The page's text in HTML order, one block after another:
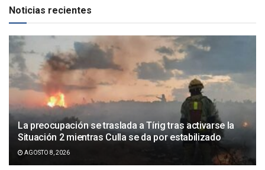
Noticias recientes
La preocupación se traslada a Tírig tras activarse la
Situación 2 mientras Culla se da por estabilizado
AGOSTO 8, 2026